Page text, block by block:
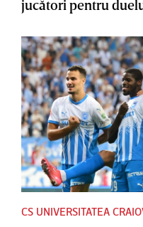
jucători pentru
CS UNIVERSITATEA